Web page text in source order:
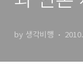
by 생각비행